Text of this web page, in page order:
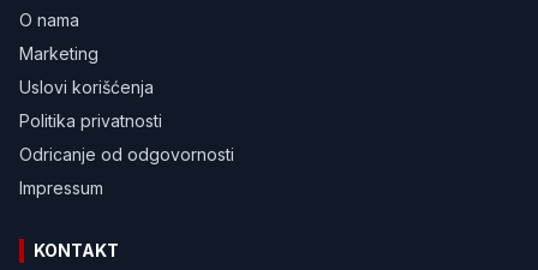
O nama
Marketing
Uslovi korišćenja
Politika privatnosti
Odricanje od odgovornosti
Impressum
KONTAKT